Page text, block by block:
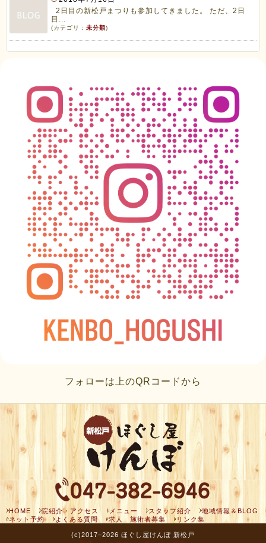
2日目の新松戸まつりも参加してきました。 ただ、2日
目...
(カテゴリ： 未分類)
フォローは上のQRコードから
HOME 院紹介・アクセス メニュー スタッフ紹介
地域情報＆BLOG
ネット予約
よくある質問 求人 施術者募集 リンク集
(c)2017–2026 ほぐし屋けんぼ 新松戸